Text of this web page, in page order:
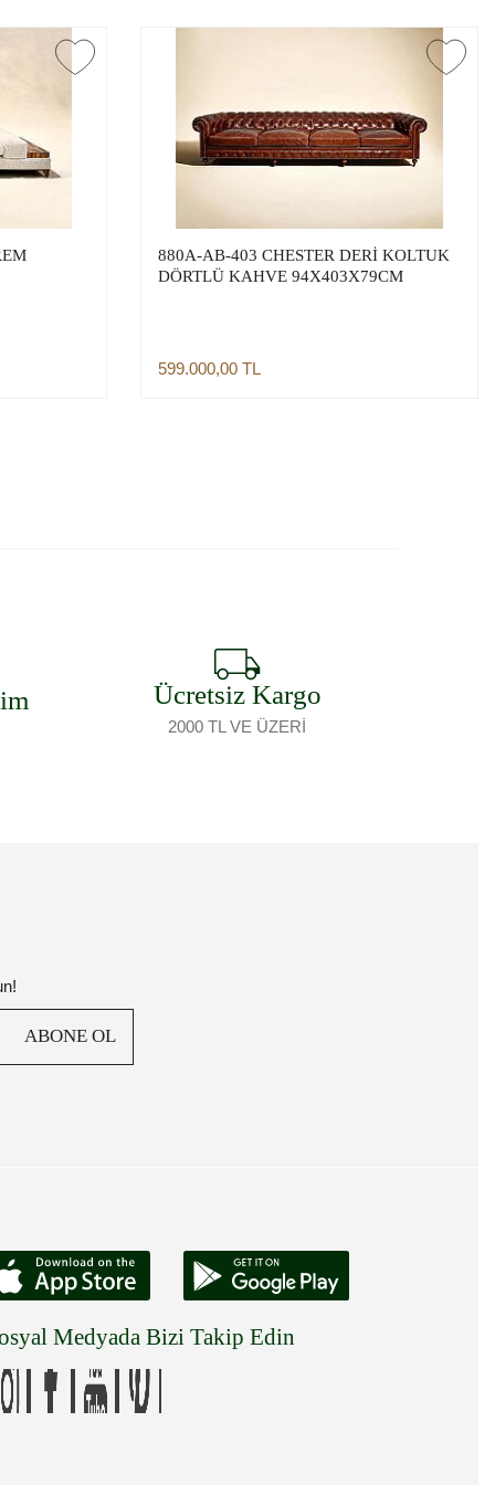
880A-AB-403 CHESTER DERİ KOLTUK
DÖRTLÜ KAHVE 94X403X79CM
599.000,00 TL
Ücretsiz Kargo
2000 TL VE ÜZERİ
ABONE OL
Medyada Bizi Takip Edin